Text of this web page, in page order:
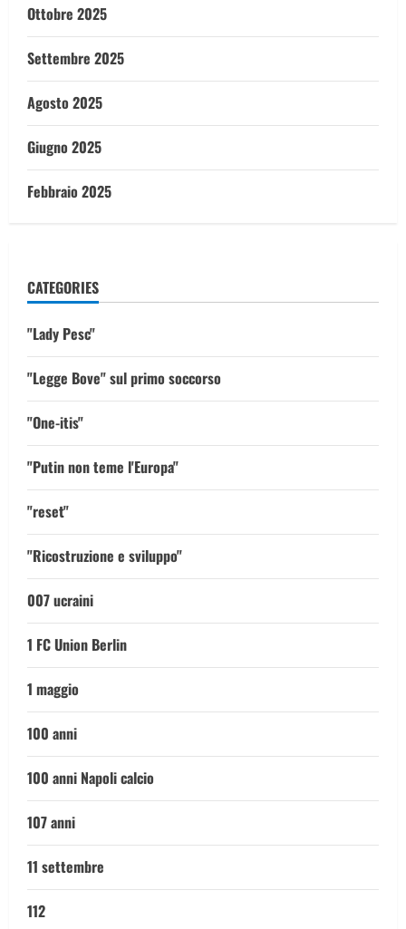
Ottobre 2025
Settembre 2025
Agosto 2025
Giugno 2025
Febbraio 2025
CATEGORIES
"Lady Pesc"
"Legge Bove" sul primo soccorso
"One-itis"
"Putin non teme l'Europa"
"reset"
"Ricostruzione e sviluppo"
007 ucraini
1 FC Union Berlin
1 maggio
100 anni
100 anni Napoli calcio
107 anni
11 settembre
112